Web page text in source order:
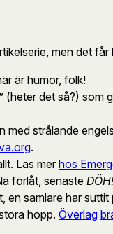
men det
är humor, folk!
(heter det så?) som
med strålande
.
Läs mer hos
förlåt, senaste DÖH!
samlare har suttit
hopp. Överlag